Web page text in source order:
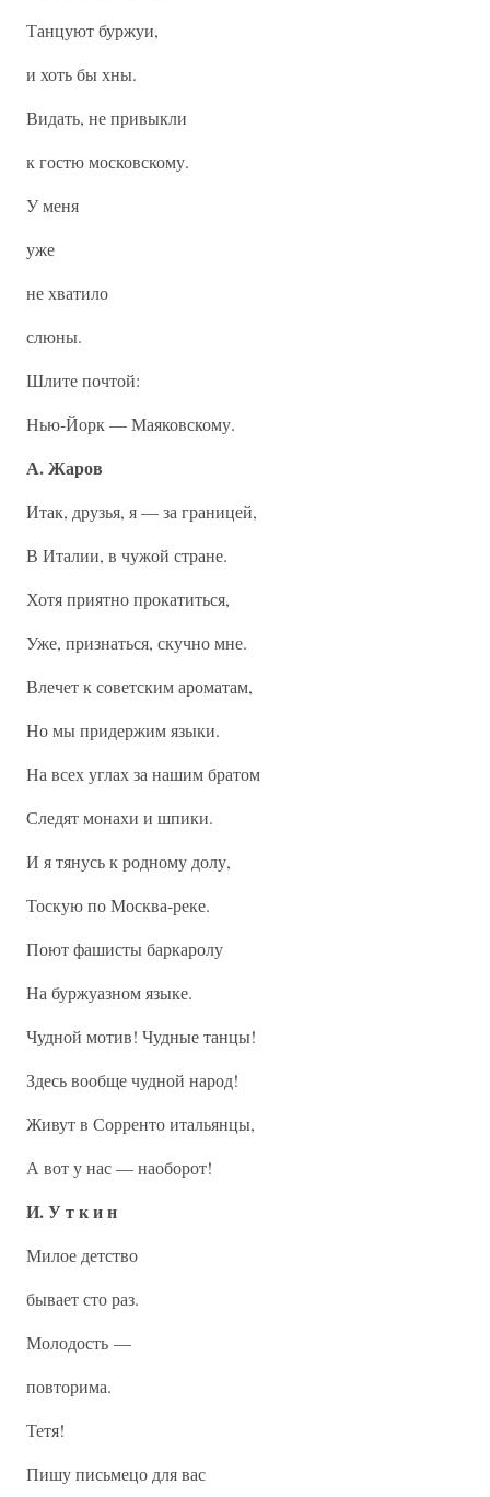
Танцуют буржуи,
и хоть бы хны.
Видать, не привыкли
к гостю московскому.
У меня
уже
не хватило
слюны.
Шлите почтой:
Нью-Йорк — Маяковскому.
А. Жаров
Итак, друзья, я — за границей,
В Италии, в чужой стране.
Хотя приятно прокатиться,
Уже, признаться, скучно мне.
Влечет к советским ароматам,
Но мы придержим языки.
На всех углах за нашим братом
Следят монахи и шпики.
И я тянусь к родному долу,
Тоскую по Москва-реке.
Поют фашисты баркаролу
На буржуазном языке.
Чудной мотив! Чудные танцы!
Здесь вообще чудной народ!
Живут в Сорренто итальянцы,
А вот у нас — наоборот!
И. У т к и н
Милое детство
бывает сто раз.
Молодость —
повторима.
Тетя!
Пишу письмецо для вас